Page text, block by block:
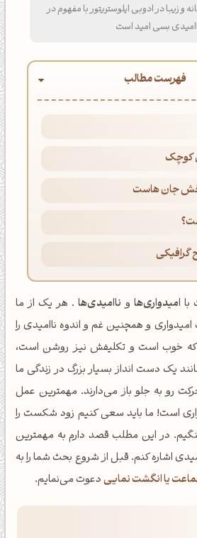
و زیبا در ادوبی ایلوستریتور با مفهوم در
بسی امید است
فهرست مطالب
کوچک
بخش جان هاست
گرافیکی
امیدواری‌ها و ناامیدی‌ها. هر یک از ما
امیدواری و همچنین غم و اندوه ناامیدی را
که خوب است و تکلیفش نیز روشن است،
یک دست انداز بسیار بزرگ در زندگی ما
رو به جلو باز می‌دارند. مهمترین عمل
است! ما باید سعی کنیم زود شکست را
در این مطلب قصد دارم به مهمترین
اشاره کنم. قبل از شروع بحث شما را به
یا انگشت نماییدعوت می‌نمایم.